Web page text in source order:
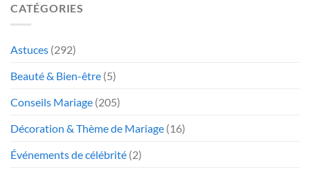
CATÉGORIES
Astuces (292)
Beauté & Bien-être (5)
Conseils Mariage (205)
Décoration & Thème de Mariage (16)
Événements de célébrité (2)